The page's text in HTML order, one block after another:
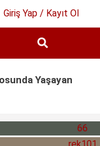
Giriş Yap / Kayıt Ol
Yaşayan